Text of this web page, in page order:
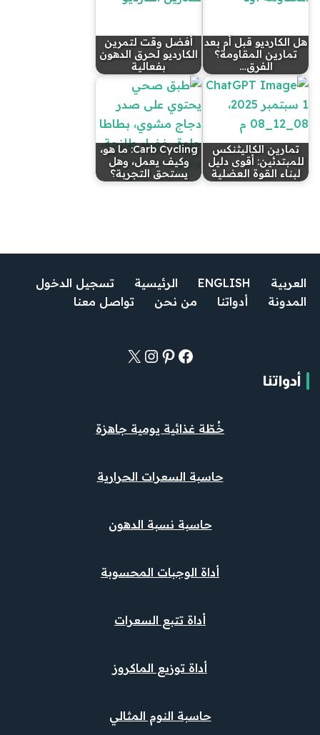
هل الكارديو قبل أم بعد
تمارين المقاومة؟
الفرق…
أفضل وقت لتمرين
الكارديو لحرق الدهون
بفعالية
تمارين الكاليثنكس
للمبتدئين: أقوى دليل
لبناء القوة العضلية
Carb Cycling: ما هو،
وكيف يعمل، وهل
يستحق التجربة؟
العربية ENGLISH الرئيسية
تسجيل الدخول
المدونة
أدواتنا من نحن تواصل معنا
أدواتنا
خُطّة غذائية يومية جاهزة
حاسبة السعرات الحرارية
حاسبة نسبة الدهون
أداة الوجبات المحسوبة
أداة تتبع السعرات
أداة توزيع الماكروز
حاسبة النوم المثالي